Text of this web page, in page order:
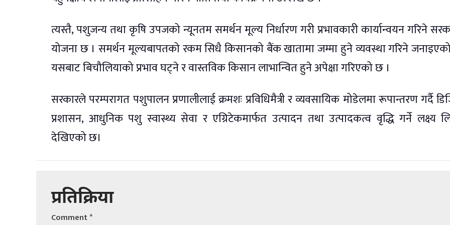
त्यस्तै, पशुजन्य तथा कृषि उपजको न्यूनतम समर्थन मूल्य निर्धारण गरी प्रभावकारी कार्यान्वयन गरिने
योजना छ । समर्थन मूल्यबापतको रकम सिधै किसानको बैंक खातामा जम्मा हुने व्यवस्था गरिने
यसबाट बिचौलियाको प्रभाव घट्ने र वास्तविक किसान लाभान्वित हुने अपेक्षा गरिएको छ ।
सरकारले परम्परागत पशुपालन प्रणालीलाई क्रमशः प्रविधिमैत्री र व्यवसायिक मोडेलमा रूपान्तरण गर्दै
प्रशासन, आधुनिक पशु स्वास्थ्य सेवा र एग्रिटेकमार्फत उत्पादन तथा उत्पादकत्व वृद्धि गर्ने लक्ष्य
देखिएको छ।
प्रतिक्रिया
Comment*